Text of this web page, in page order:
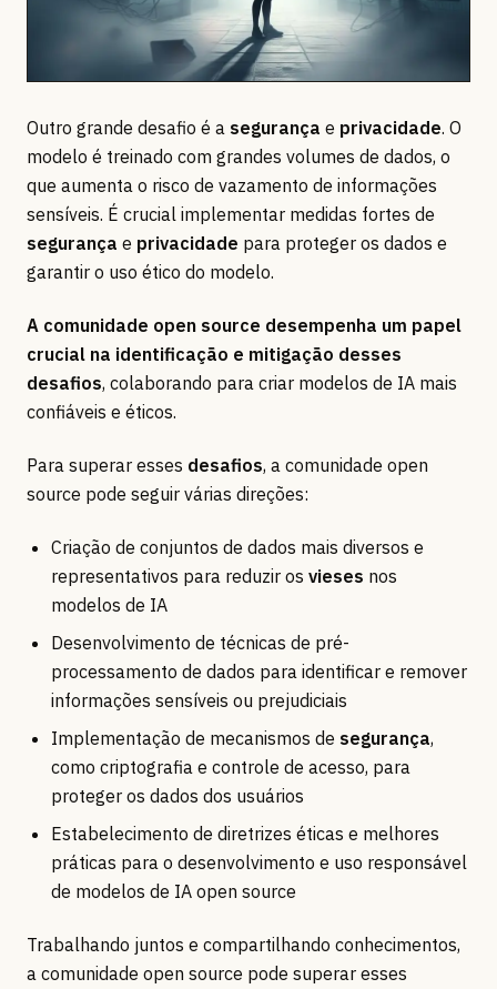
Outro grande desafio é a segurança e privacidade. O
modelo é treinado com grandes volumes de dados, o
que aumenta o risco de vazamento de informações
sensíveis. É crucial implementar medidas fortes de
segurança e privacidade para proteger os dados e
garantir o uso ético do modelo.
A comunidade open source desempenha um papel
crucial na identificação e mitigação desses
desafios, colaborando para criar modelos de IA mais
confiáveis e éticos.
Para superar esses desafios, a comunidade open
source pode seguir várias direções:
Criação de conjuntos de dados mais diversos e
representativos para reduzir os vieses nos
modelos de IA
Desenvolvimento de técnicas de pré-
processamento de dados para identificar e remover
informações sensíveis ou prejudiciais
Implementação de mecanismos de segurança,
como criptografia e controle de acesso, para
proteger os dados dos usuários
Estabelecimento de diretrizes éticas e melhores
práticas para o desenvolvimento e uso responsável
de modelos de IA open source
Trabalhando juntos e compartilhando conhecimentos,
a comunidade open source pode superar esses